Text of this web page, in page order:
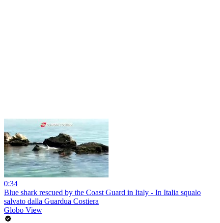
0:34
Blue shark rescued by the Coast Guard in Italy - In Italia squalo
salvato dalla Guardua Costiera
Globo View